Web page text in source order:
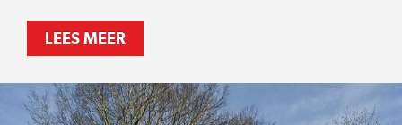
Contact
Vaktaal
LEES MEER